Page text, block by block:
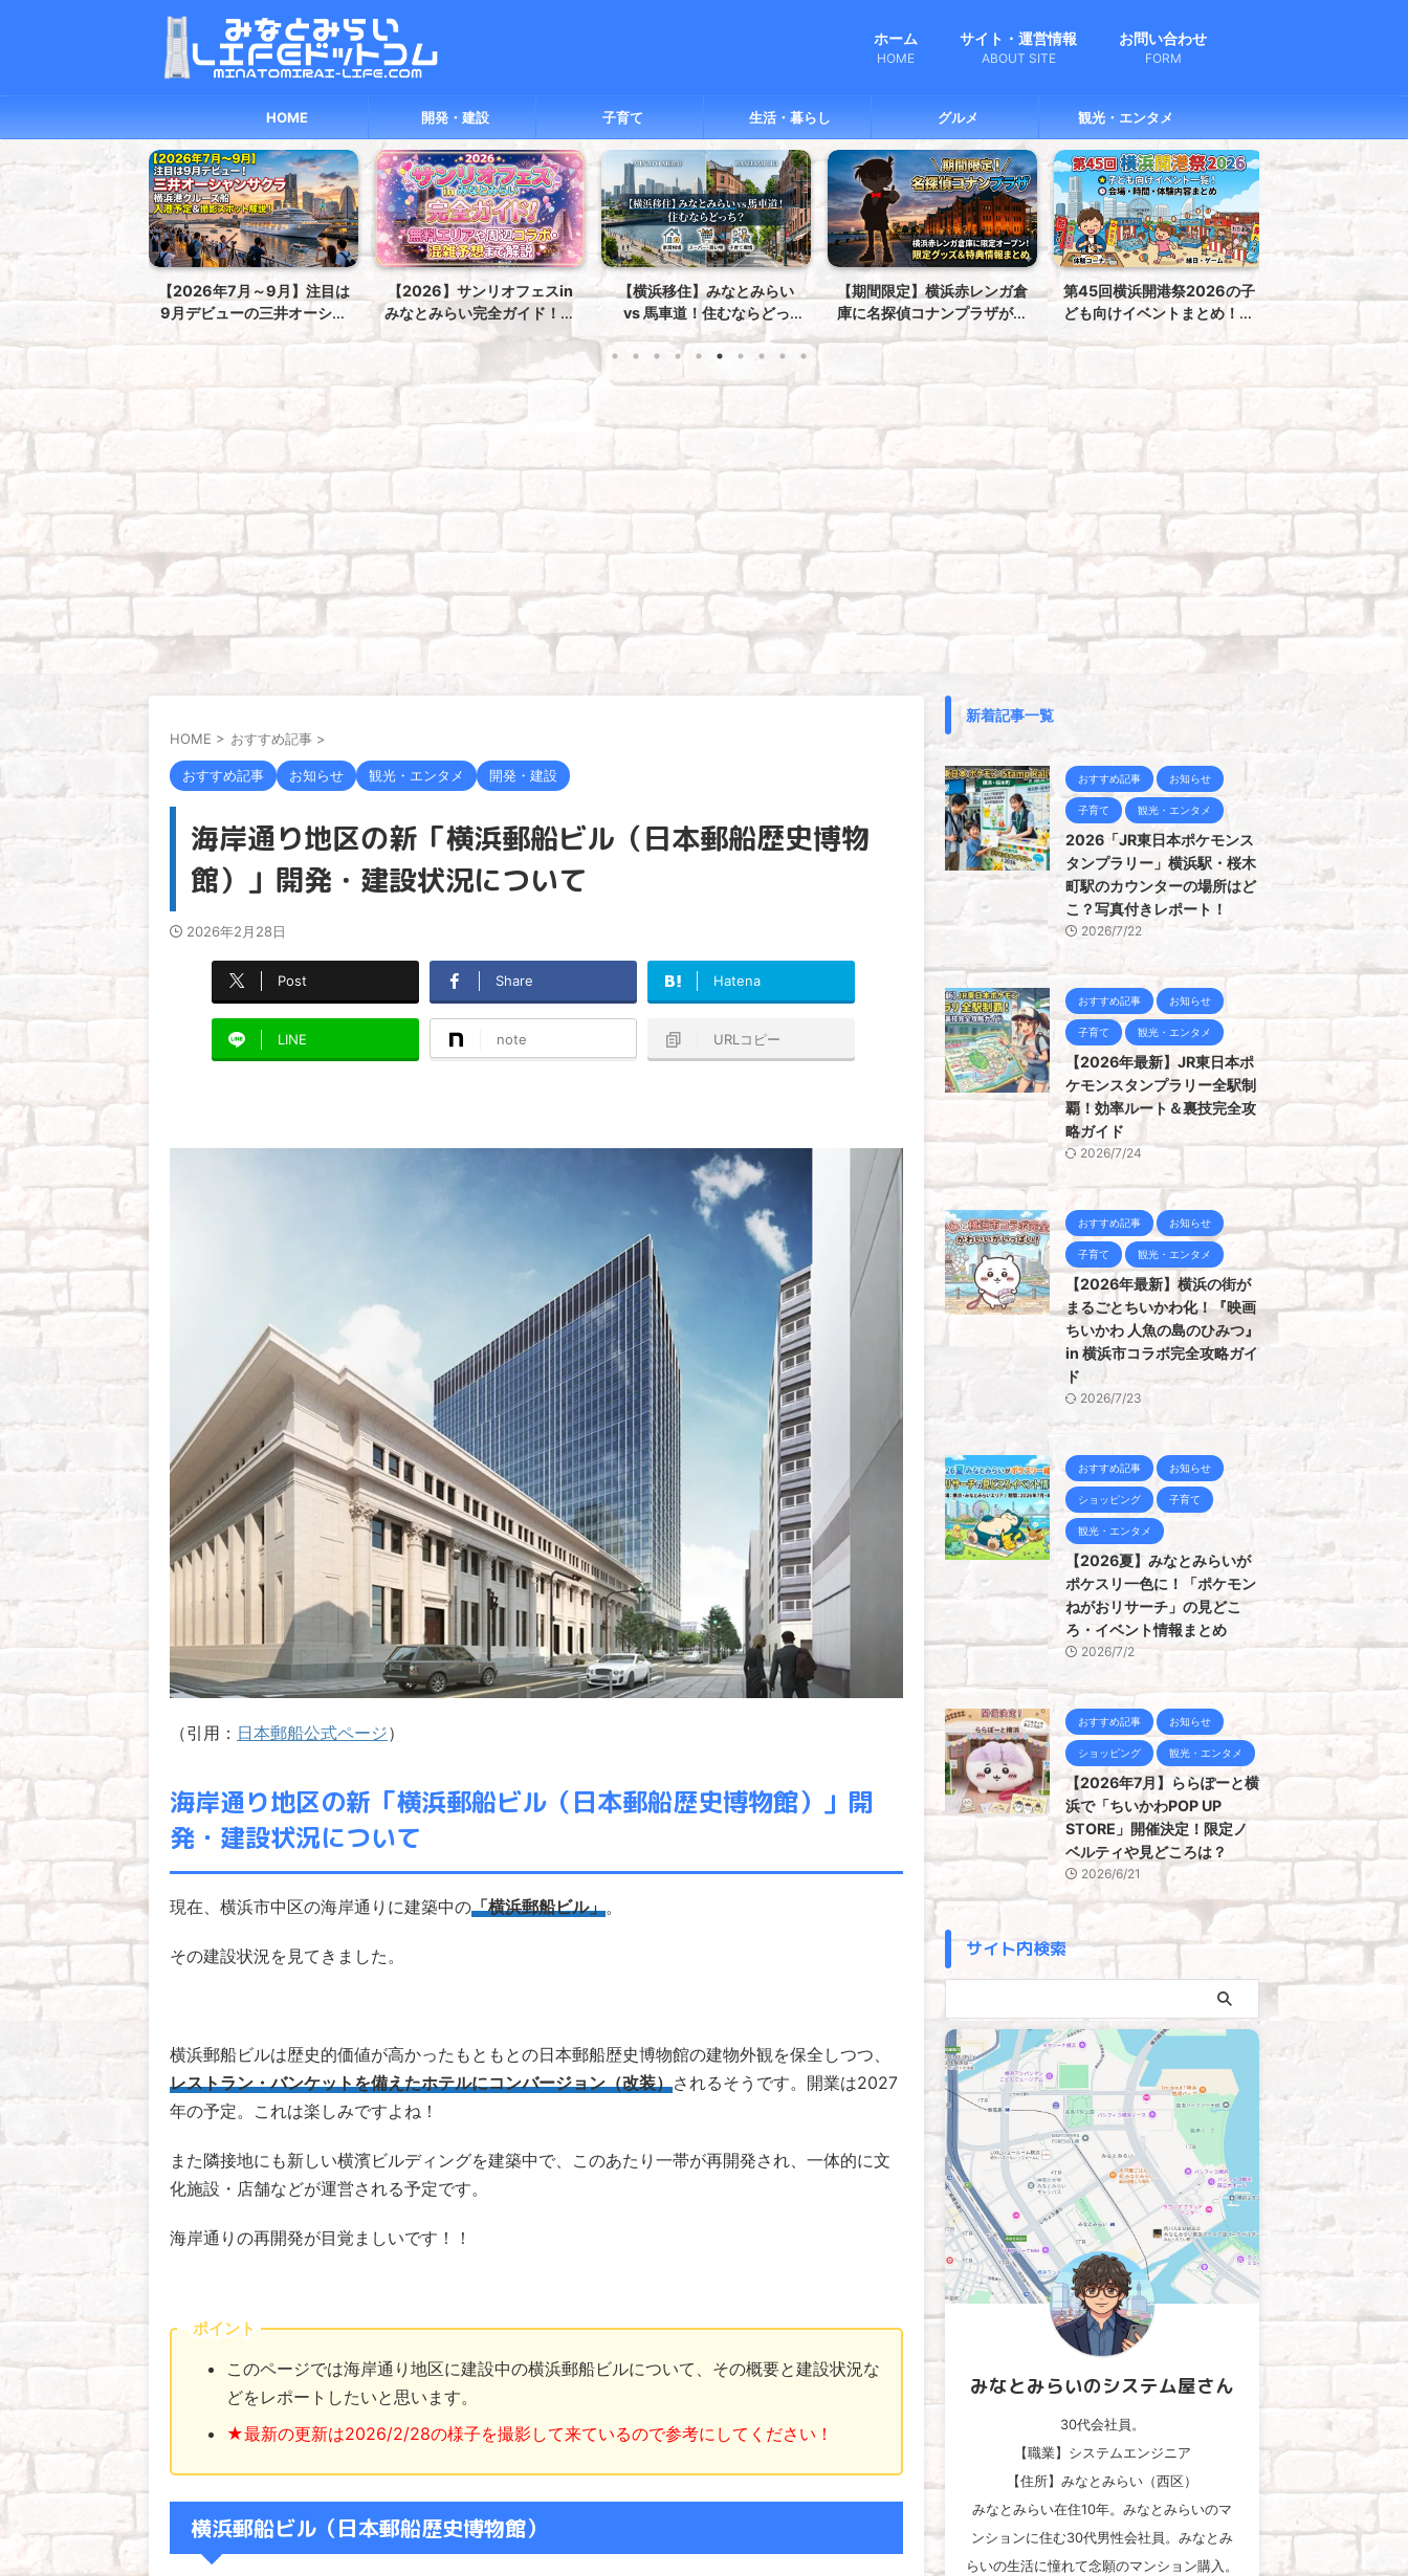
ホーム
HOME
サイト・運営情報
ABOUT SITE
お問い合わせ
FORM
HOME 開発・建設 子育て 生活・暮らし グルメ 観光・エンタメ
【2026】サンリオフェスin
みなとみらい完全ガイド！無
料エリアや周辺コラボ・混雑
【横浜移住】みなとみらい
vs 馬車道！住むならどっ
ち？家賃・スーパー・子育て
【期間限定】横浜赤レンガ倉
庫に名探偵コナンプラザが限
定オープン！限定グッズ＆特
典まとめ
第45回横浜開港祭2026の子
ども向けイベントまとめ！｜
会場・時間・体験内容
2026「JR東日本ポケモンス
タンプラリー」横浜駅・桜木
【2026年最新】
覇！効率ルート
HOME > おすすめ記事 >
おすすめ記事 お知らせ 観光・エンタメ 開発・建設
海岸通り地区の新「横浜郵船ビル（日本郵船歴史博物
館）」開発・建設状況について
2026年2月28日
Post Share Hatena
LINE note URLコピー
（引用： 日本郵船公式ページ）
海岸通り地区の新「横浜郵船ビル（日本郵船歴史博物館）」開
発・建設状況について
現在、横浜市中区の海岸通りに建築中の「横浜郵船ビル」。
その建設状況を見てきました。
横浜郵船ビルは歴史的価値が高かったもともとの日本郵船歴史博物館の建物外観を保全しつつ、
レストラン・バンケットを備えたホテルにコンバージョン（改装）されるそうです。開業は2027
年の予定。これは楽しみですよね！
また隣接地にも新しい横濱ビルディングを建築中で、このあたり一帯が再開発され、一体的に文
化施設・店舗などが運営される予定です。
海岸通りの再開発が目覚ましいです！！
ポイント
このページでは海岸通り地区に建設中の横浜郵船ビルについて、その概要と建設状況な
どをレポートしたいと思います。
★最新の更新は2026/2/28の様子を撮影して来ているので参考にしてください！
横浜郵船ビル（日本郵船歴史博物館）
新着記事一覧
おすすめ記事 お知らせ
子育て 観光・エンタメ
2026「JR東日本ポケモンス
タンプラリー」横浜駅・桜木
町駅のカウンターの場所はど
こ？写真付きレポート！
2026/7/22
おすすめ記事 お知らせ
子育て 観光・エンタメ
【2026年最新】JR東日本ポ
ケモンスタンプラリー全駅制
覇！効率ルート＆裏技完全攻
略ガイド
2026/7/24
おすすめ記事 お知らせ
子育て 観光・エンタメ
【2026年最新】横浜の街が
まるごとちいかわ化！『映画
ちいかわ 人魚の島のひみつ』
in 横浜市コラボ完全攻略ガイ
ド
2026/7/23
おすすめ記事 お知らせ
ショッピング 子育て
観光・エンタメ
【2026夏】みなとみらいが
ポケスリ一色に！「ポケモン
ねがおリサーチ」の見どこ
ろ・イベント情報まとめ
2026/7/2
おすすめ記事 お知らせ
ショッピング 観光・エンタメ
【2026年7月】ららぽーと横
浜で「ちいかわPOP UP
STORE」開催決定！限定ノ
ベルティや見どころは？
2026/6/21
サイト内検索
みなとみらいのシステム屋さん
30代会社員。
【職業】システムエンジニア
【住所】みなとみらい（西区）
みなとみらい在住10年。みなとみらいのマ
ンションに住む30代男性会社員。みなとみ
らいの生活に憧れて念願のマンション購入。